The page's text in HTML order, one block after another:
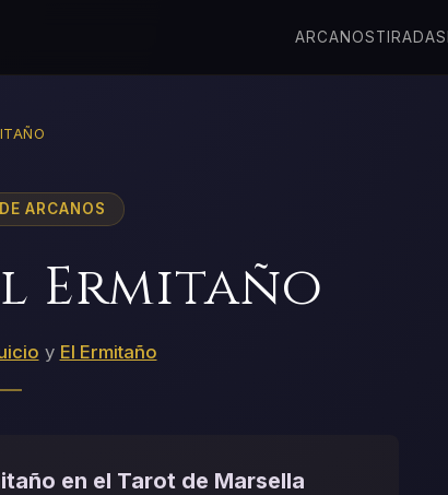
ARCANOSTIRADAS
ARCANOS
Ermitaño
y El Ermitaño
en el Tarot de Marsella